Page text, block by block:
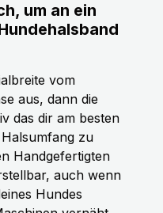
um an ein
vom
aus, dann die
das dir am besten
zu
Handgefertigten
auch wenn
Hundes